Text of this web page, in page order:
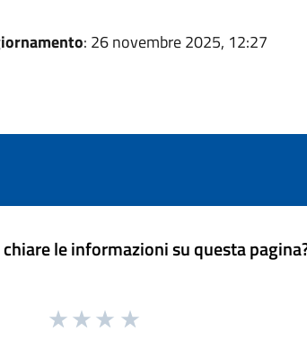
: 26 novembre 2025, 12:27
le informazioni su questa